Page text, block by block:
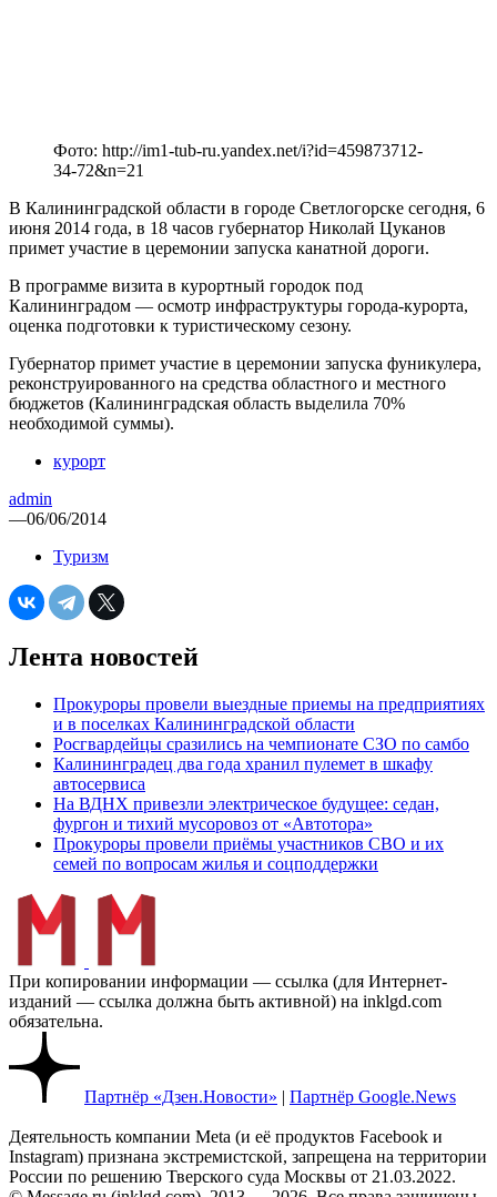
Фото: http://im1-tub-ru.yandex.net/i?id=459873712-
34-72&n=21
В Калининградской области в городе Светлогорске сегодня, 6
июня 2014 года, в 18 часов губернатор Николай Цуканов
примет участие в церемонии запуска канатной дороги.
В программе визита в курортный городок под
Калининградом — осмотр инфраструктуры города-курорта,
оценка подготовки к туристическому сезону.
Губернатор примет участие в церемонии запуска фуникулера,
реконструированного на средства областного и местного
бюджетов (Калининградская область выделила 70%
необходимой суммы).
курорт
admin
—06/06/2014
Туризм
Лента новостей
Прокуроры провели выездные приемы на предприятиях
и в поселках Калининградской области
Росгвардейцы сразились на чемпионате СЗО по самбо
Калининградец два года хранил пулемет в шкафу
автосервиса
На ВДНХ привезли электрическое будущее: седан,
фургон и тихий мусоровоз от «Автотора»
Прокуроры провели приёмы участников СВО и их
семей по вопросам жилья и соцподдержки
При копировании информации — ссылка (для Интернет-
изданий — ссылка должна быть активной) на inklgd.com
обязательна.
Партнёр «Дзен.Новости» | Партнёр Google.News
Деятельность компании Meta (и её продуктов Facebook и
Instagram) признана экстремистской, запрещена на территории
России по решению Тверского суда Москвы от 21.03.2022.